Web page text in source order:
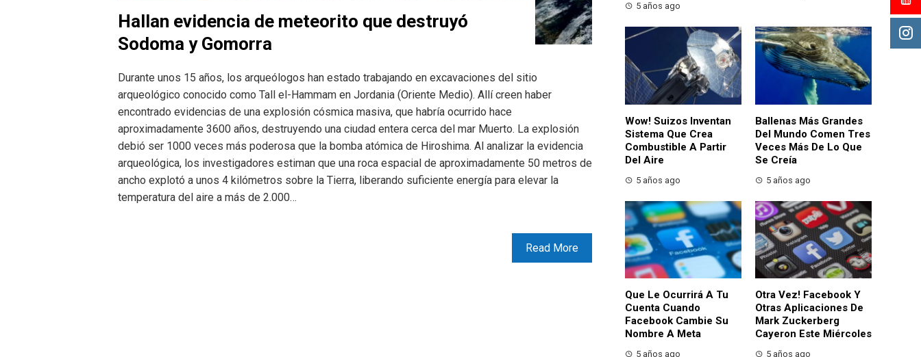
Hallan evidencia de meteorito que destruyó
Sodoma y Gomorra
Durante unos 15 años, los arqueólogos han estado trabajando en excavaciones del sitio
arqueológico conocido como Tall el-Hammam en Jordania (Oriente Medio). Allí creen haber
encontrado evidencias de una explosión cósmica masiva, que habría ocurrido hace
aproximadamente 3600 años, destruyendo una ciudad entera cerca del mar Muerto. La explosión
debió ser 1000 veces más poderosa que la bomba atómica de Hiroshima. Al analizar la evidencia
arqueológica, los investigadores estiman que una roca espacial de aproximadamente 50 metros de
ancho explotó a unos 4 kilómetros sobre la Tierra, liberando suficiente energía para elevar la
temperatura del aire a más de 2.000…
Read More
5 años ago
Wow! Suizos Inventan
Sistema Que Crea
Combustible A Partir
Del Aire
5 años ago
Ballenas Más Grandes
Del Mundo Comen Tres
Veces Más De Lo Que
Se Creía
5 años ago
Que Le Ocurrirá A Tu
Cuenta Cuando
Facebook Cambie Su
Nombre A Meta
5 años ago
Otra Vez! Facebook Y
Otras Aplicaciones De
Mark Zuckerberg
Cayeron Este Miércoles
5 años ago